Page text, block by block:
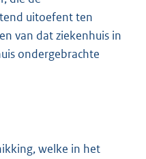
uitoefent ten
van dat ziekenhuis in
ondergebrachte
welke in het